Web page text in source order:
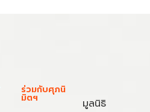
ร่วมกับศุภนิ
มิตฯ
มูลนิธิ